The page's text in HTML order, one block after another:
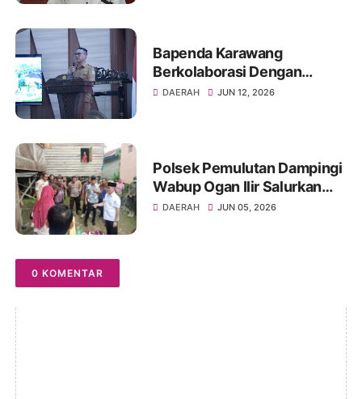
Bapenda Karawang
Berkolaborasi Dengan
Fakultas Hukum Unsika
DAERAH JUN 12, 2026
Polsek Pemulutan Dampingi
Wabup Ogan Ilir Salurkan
Bansos ke Warga Sakit
DAERAH JUN 05, 2026
0 KOMENTAR